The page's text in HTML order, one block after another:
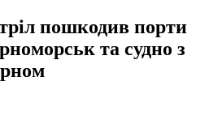
пошкодив порти
та судно з